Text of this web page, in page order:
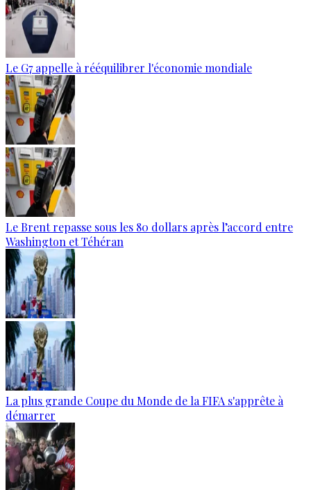
Le G7 appelle à rééquilibrer l'économie mondiale
Le Brent repasse sous les 80 dollars après l’accord entre
Washington et Téhéran
La plus grande Coupe du Monde de la FIFA s'apprête à
démarrer